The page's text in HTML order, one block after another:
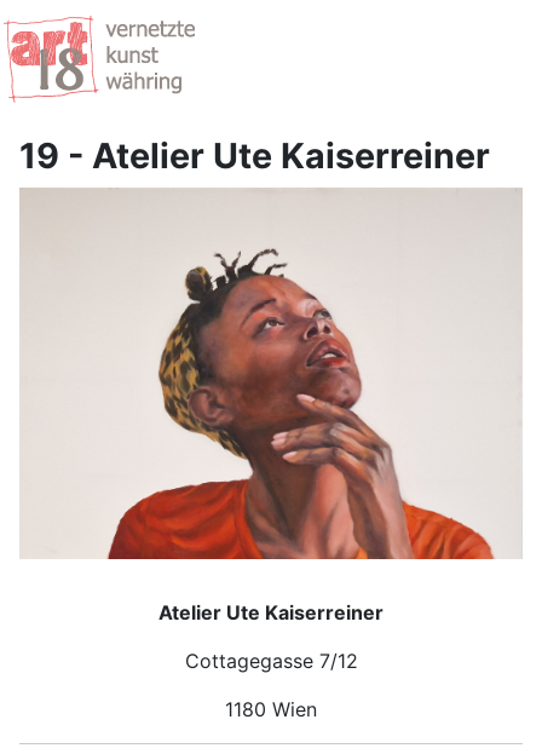
19 - Atelier Ute Kaiserreiner
Atelier Ute Kaiserreiner
Cottagegasse 7/12
1180 Wien